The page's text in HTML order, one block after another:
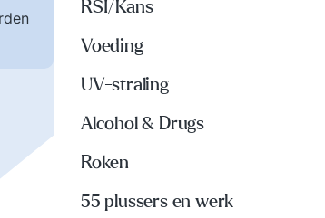
RSI/Kans
Voeding
UV-straling
Alcohol & Drugs
Roken
55 plussers en werk